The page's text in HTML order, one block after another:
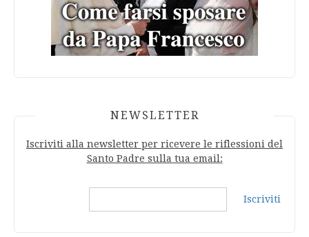
NEWSLETTER
Iscriviti alla newsletter per ricevere le riflessioni del
Santo Padre sulla tua email:
Iscriviti